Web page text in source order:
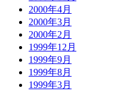
2000年4月
2000年3月
2000年2月
1999年12月
1999年9月
1999年8月
1999年3月